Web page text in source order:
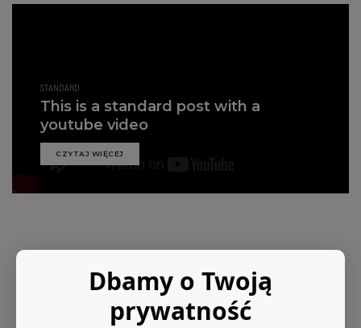
STANDARD
This is a standard post with a
youtube video
CZYTAJ WIĘCEJ
1 2
Dbamy o Twoją
prywatność